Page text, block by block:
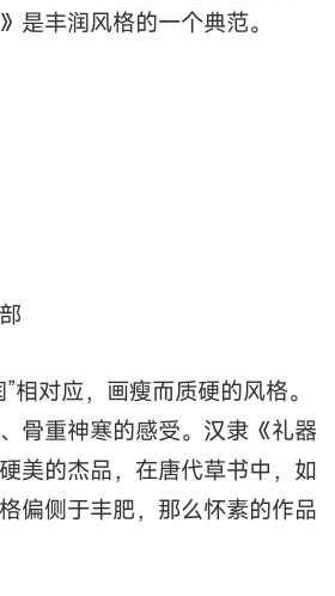
是丰润风格的一个典范。
相对应，画瘦而质硬的风格。
骨重神寒的感受。汉隶《礼器
美的杰品，在唐代草书中，如
偏侧于丰肥，那么怀素的作品